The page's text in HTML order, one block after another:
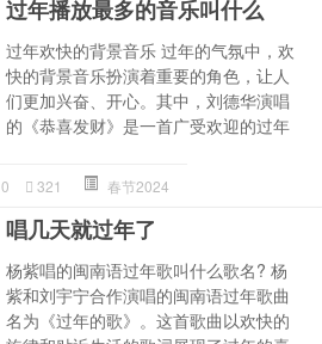
过年播放最多的音乐叫什么
过年欢快的背景音乐 过年的气氛中，欢
快的背景音乐扮演着重要的角色，让人
们更加兴奋、开心。其中，刘德华演唱
的《恭喜发财》是一首广受欢迎的过年
0 321 春节2024
唱几天就过年了
杨紫唱的闽南语过年歌叫什么歌名? 杨
紫和刘宇宁合作演唱的闽南语过年歌曲
名为《过年的歌》。这首歌曲以欢快的